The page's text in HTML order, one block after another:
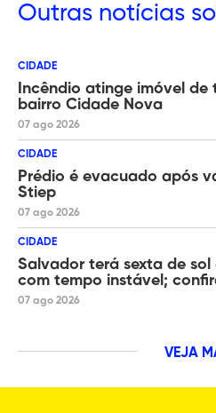
Outras notícias
CIDADE
Incêndio atinge imóvel de
bairro Cidade Nova
07 ago 2026
CIDADE
Prédio é evacuado após
Stiep
07 ago 2026
CIDADE
Salvador terá sexta de sol
com tempo instável;
07 ago 2026
VEJA